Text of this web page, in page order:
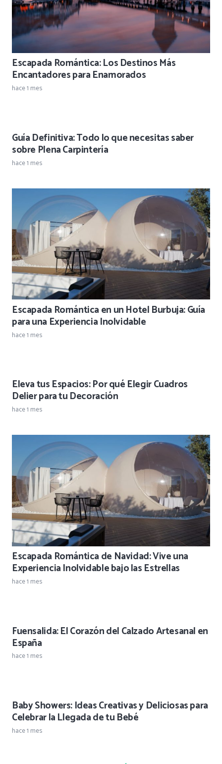
Escapada Romántica: Los Destinos Más
Encantadores para Enamorados
hace 1 mes
Guía Definitiva: Todo lo que necesitas saber
sobre Plena Carpintería
hace 1 mes
Escapada Romántica en un Hotel Burbuja: Guía
para una Experiencia Inolvidable
hace 1 mes
Eleva tus Espacios: Por qué Elegir Cuadros
Delier para tu Decoración
hace 1 mes
Escapada Romántica de Navidad: Vive una
Experiencia Inolvidable bajo las Estrellas
hace 1 mes
Fuensalida: El Corazón del Calzado Artesanal en
España
hace 1 mes
Baby Showers: Ideas Creativas y Deliciosas para
Celebrar la Llegada de tu Bebé
hace 1 mes